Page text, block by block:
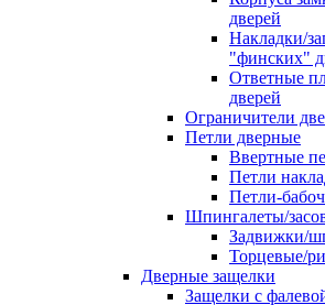
дверей
Накладки/
"финских"
Ответные
дверей
Ограничители
Петли дверные
Ввертные
Петли
Петли-
Шпингалеты/
Задвижки/
Торцевые/
Дверные защелки
Защелки с